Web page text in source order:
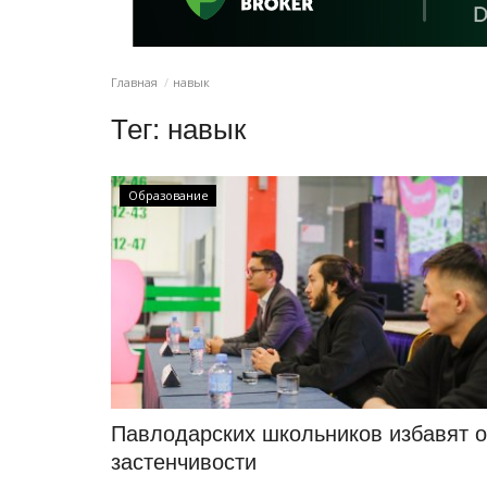
Главная навык
Тег: навык
Образование
Павлодарских школьников избавят
застенчивости